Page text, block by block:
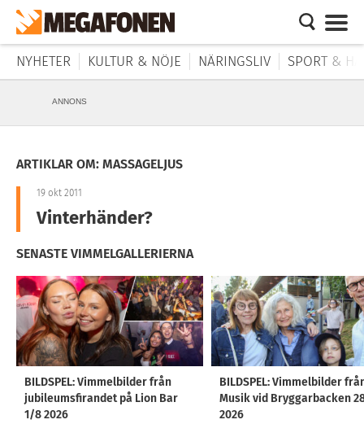
NYHETER KULTUR & NÖJE NÄRINGSLIV SPORT &
ANNONS
ARTIKLAR OM: MASSAGELJUS
19 okt 2011
Vinterhänder?
SENASTE VIMMELGALLERIERNA
BILDSPEL: Vimmelbilder från
jubileumsfirandet på Lion Bar
1/8 2026
BILDSPEL: Vimmelbilder
Musik vid Bryggarbacken
2026